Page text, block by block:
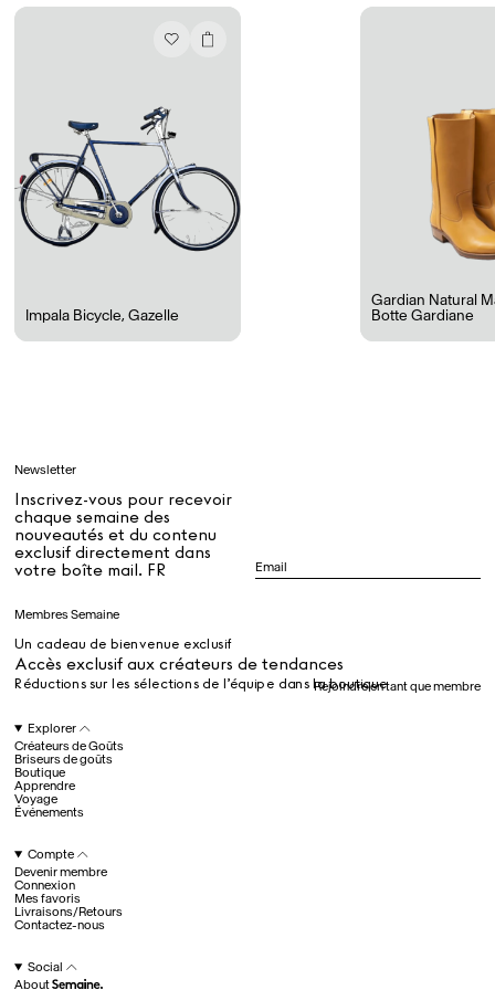
Angel Flute Set
Tous
Dr Stolberg's Daily Habits to Support Your Inner Health
juil.. 25th
Ryan Gander
Newsletter
Inscrivez-vous pour
des nouveautés et du
Impala Bicycle, Gazelle
Gardian Natural
Botte Gardiane
Newsletter
Inscrivez-vous pour recevoir
chaque semaine des
nouveautés et du contenu
exclusif directement dans
votre boîte mail. FR
Membres Semaine
Accès exclusif aux créateurs de tendances
Réductions sur les sélections de l’équipe dans la boutique
Un cadeau de bienvenue exclusif
Rejoindre en tant que membre
Explorer
Créateurs de Goûts
Briseurs de goûts
Boutique
Apprendre
Voyage
Événements
Compte
Devenir membre
Connexion
Mes favoris
Livraisons/Retours
Contactez-nous
Social
About